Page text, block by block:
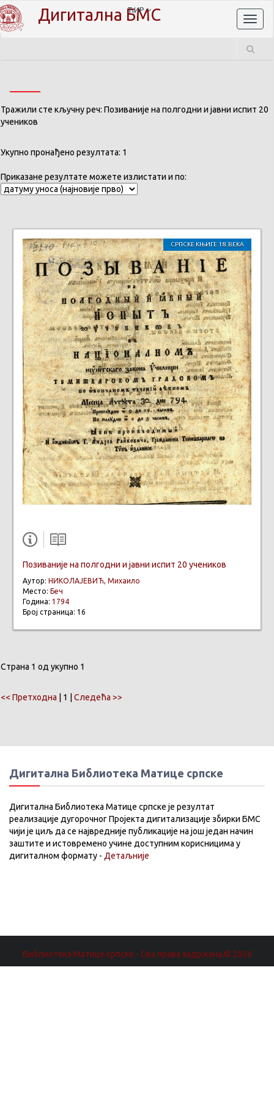
Дигитална БМС
ЋИР
Тражили сте кључну реч: Позиваније на полгодни и јавни испит 20
учеников
Укупно пронађено резултата: 1
Приказане резултате можете излистати и по:
СРПСКЕ КЊИГЕ 18. ВЕКА
Позиваније на полгодни и јавни испит 20 учеников
Аутор: НИКОЛАЈЕВИЋ, Михаило
Место: Беч
Година: 1794
Број страница: 16
Страна 1 од укупно 1
<< Претходна | 1 | Следећа >>
Дигитална Библиотека Матице српске
Дигитална Библиотека Матице српске је резултат
реализације дугорочног Пројекта дигитализације збирки БМС
чији је циљ да се највредније публикације на још један начин
заштите и истовремено учине доступним корисницима у
дигиталном формату - Детаљније
Библиотека Матице српске - Сва права задржана.© 2026